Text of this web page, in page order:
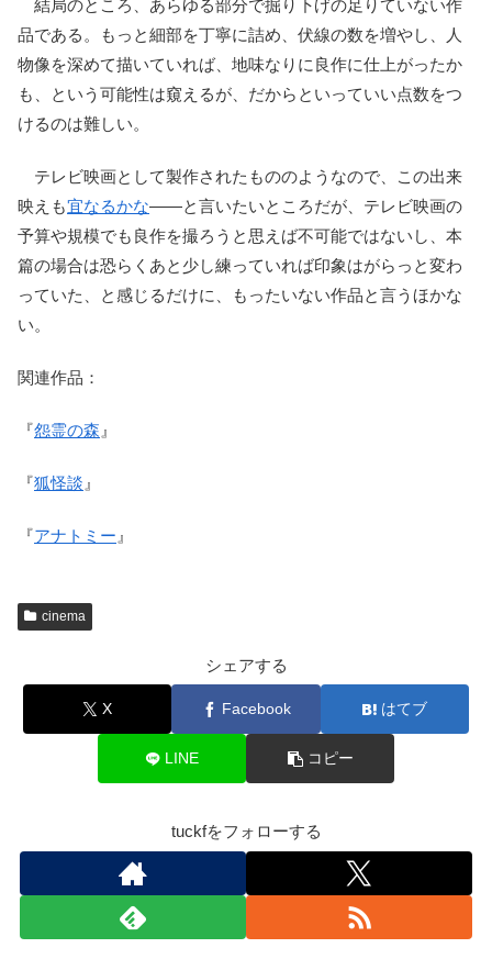
結局のところ、あらゆる部分で掘り下げの足りていない作
品である。もっと細部を丁寧に詰め、伏線の数を増やし、人
物像を深めて描いていれば、地味なりに良作に仕上がったか
も、という可能性は窺えるが、だからといっていい点数をつ
けるのは難しい。
テレビ映画として製作されたもののようなので、この出来
映えも宜なるかな――と言いたいところだが、テレビ映画の
予算や規模でも良作を撮ろうと思えば不可能ではないし、本
篇の場合は恐らくあと少し練っていれば印象はがらっと変わ
っていた、と感じるだけに、もったいない作品と言うほかな
い。
関連作品：
『怨霊の森 』
『狐怪談 』
『アナトミー 』
cinema
シェアする
X Facebook はてブ
LINE コピー
tuckfをフォローする